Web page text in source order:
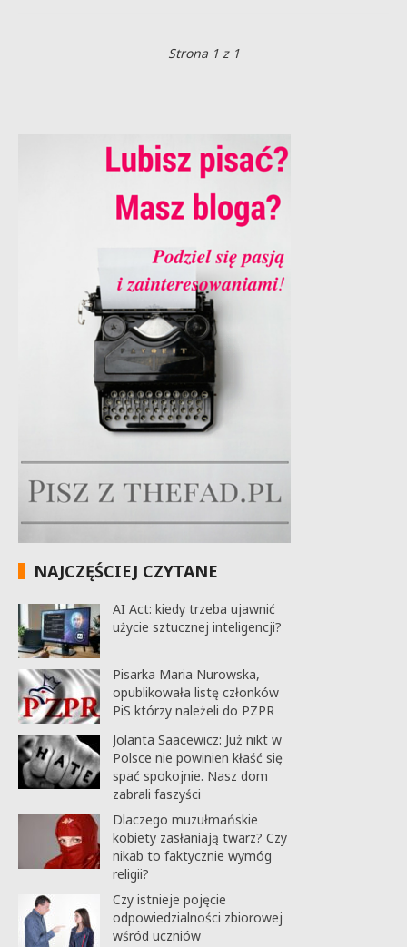
Strona 1 z 1
NAJCZĘŚCIEJ CZYTANE
AI Act: kiedy trzeba ujawnić
użycie sztucznej inteligencji?
Pisarka Maria Nurowska,
opublikowała listę członków
PiS którzy należeli do PZPR
Jolanta Saacewicz: Już nikt w
Polsce nie powinien kłaść się
spać spokojnie. Nasz dom
zabrali faszyści
Dlaczego muzułmańskie
kobiety zasłaniają twarz? Czy
nikab to faktycznie wymóg
religii?
Czy istnieje pojęcie
odpowiedzialności zbiorowej
wśród uczniów